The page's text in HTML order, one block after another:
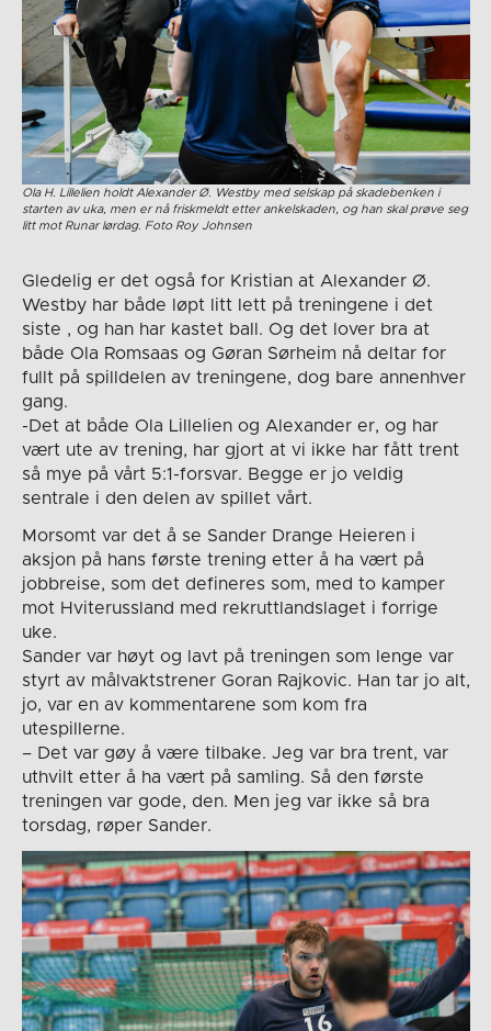
Ola H. Lillelien holdt Alexander Ø. Westby med selskap på skadebenken i
starten av uka, men er nå friskmeldt etter ankelskaden, og han skal prøve seg
litt mot Runar lørdag. Foto Roy Johnsen
Gledelig er det også for Kristian at Alexander Ø.
Westby har både løpt litt lett på treningene i det
siste , og han har kastet ball. Og det lover bra at
både Ola Romsaas og Gøran Sørheim nå deltar for
fullt på spilldelen av treningene, dog bare annenhver
gang.
-Det at både Ola Lillelien og Alexander er, og har
vært ute av trening, har gjort at vi ikke har fått trent
så mye på vårt 5:1-forsvar. Begge er jo veldig
sentrale i den delen av spillet vårt.
Morsomt var det å se Sander Drange Heieren i
aksjon på hans første trening etter å ha vært på
jobbreise, som det defineres som, med to kamper
mot Hviterussland med rekruttlandslaget i forrige
uke.
Sander var høyt og lavt på treningen som lenge var
styrt av målvaktstrener Goran Rajkovic. Han tar jo alt,
jo, var en av kommentarene som kom fra
utespillerne.
– Det var gøy å være tilbake. Jeg var bra trent, var
uthvilt etter å ha vært på samling. Så den første
treningen var gode, den. Men jeg var ikke så bra
torsdag, røper Sander.